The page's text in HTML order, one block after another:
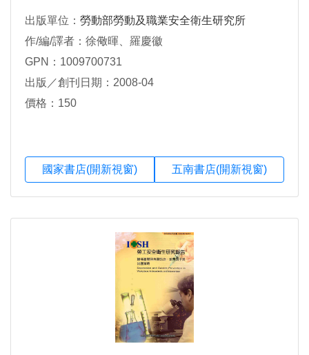
出版單位： 勞動部勞動及職業安全衛生研究所
作/編/譯者：徐儆暉、羅慶徽
GPN：1009700731
出版／創刊日期：2008-04
價格：150
國家書店(開新視窗) 五南書店(開新視窗)